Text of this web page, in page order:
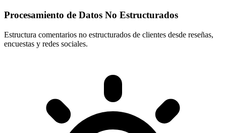
Procesamiento de Datos No Estructurados
Estructura comentarios no estructurados de clientes desde reseñas,
encuestas y redes sociales.